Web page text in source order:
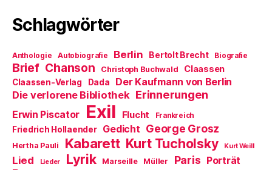
Schlagwörter
Anthologie Autobiografie Berlin Bertolt Brecht Biografie
Brief Chanson Christoph Buchwald Claassen
Claassen-Verlag Dada Der Kaufmann von Berlin
Die verlorene Bibliothek Erinnerungen
Erwin Piscator Exil Flucht Frankreich
Friedrich Hollaender Gedicht George Grosz
Hertha Pauli Kabarett Kurt Tucholsky Kurt Weill
Lied Lieder Lyrik Marseille Müller Paris Porträt